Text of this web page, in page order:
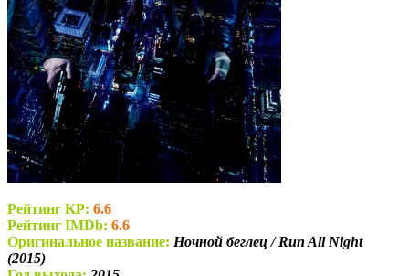
Рейтинг KP: 6.6
Рейтинг IMDb: 6.6
Оригинальное название: Ночной беглец / Run All Night
(2015)